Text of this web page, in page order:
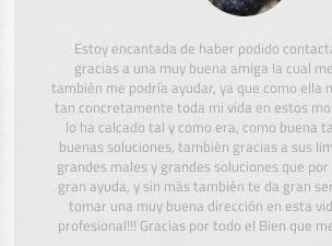
Estoy encantada de haber podido
gracias a una muy buena amiga la cual
también me podría ayudar, ya que como ella
tan concretamente toda mi vida en estos
lo ha calcado tal y como era, como buena
buenas soluciones, también gracias a sus
grandes males y grandes soluciones que
gran ayuda, y sin más también te da gran
tomar una muy buena dirección en esta
profesional!!! Gracias por todo el Bien que